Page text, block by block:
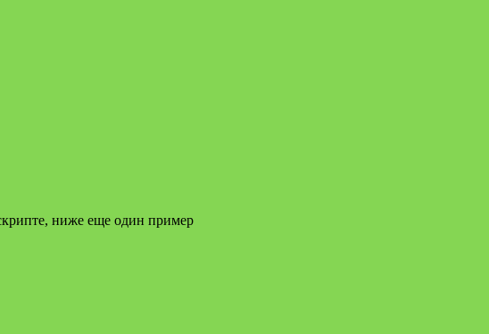
ниже еще один пример